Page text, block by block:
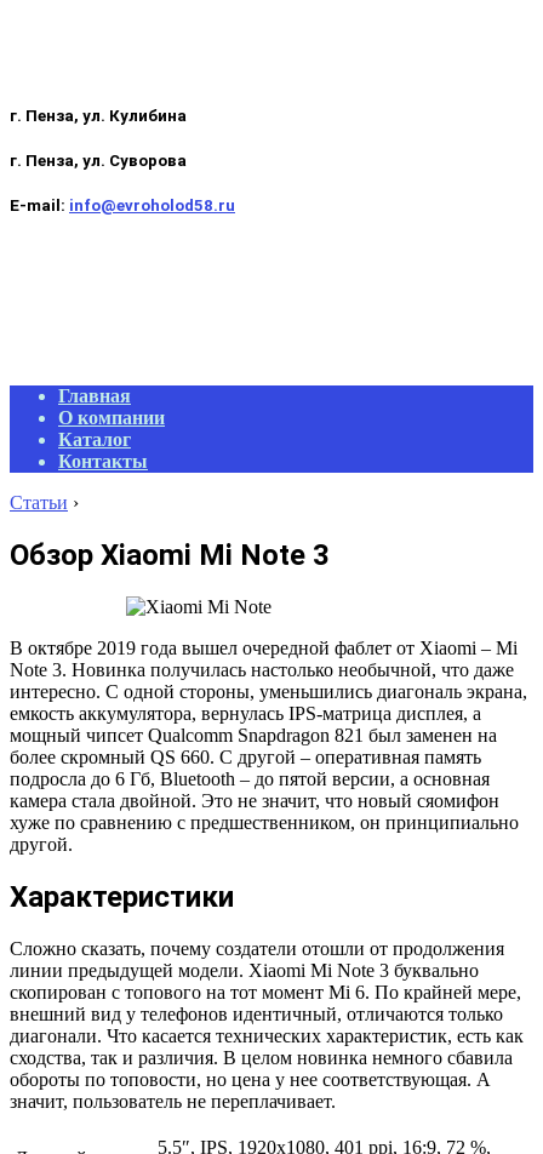
г. Пенза, ул. Кулибина
г. Пенза, ул. Суворова
E-mail: info@evroholod58.ru
Primary
Navigation
Menu
Главная
О компании
Каталог
Контакты
Статьи ›
Обзор Xiaomi Mi Note 3
В октябре 2019 года вышел очередной фаблет от Xiaomi – Mi
Note 3. Новинка получилась настолько необычной, что даже
интересно. С одной стороны, уменьшились диагональ экрана,
емкость аккумулятора, вернулась IPS-матрица дисплея, а
мощный чипсет Qualcomm Snapdragon 821 был заменен на
более скромный QS 660. С другой – оперативная память
подросла до 6 Гб, Bluetooth – до пятой версии, а основная
камера стала двойной. Это не значит, что новый сяомифон
хуже по сравнению с предшественником, он принципиально
другой.
Характеристики
Сложно сказать, почему создатели отошли от продолжения
линии предыдущей модели. Xiaomi Mi Note 3 буквально
скопирован с топового на тот момент Mi 6. По крайней мере,
внешний вид у телефонов идентичный, отличаются только
диагонали. Что касается технических характеристик, есть как
сходства, так и различия. В целом новинка немного сбавила
обороты по топовости, но цена у нее соответствующая. А
значит, пользователь не переплачивает.
5.5″, IPS, 1920х1080, 401 ppi, 16:9, 72 %,